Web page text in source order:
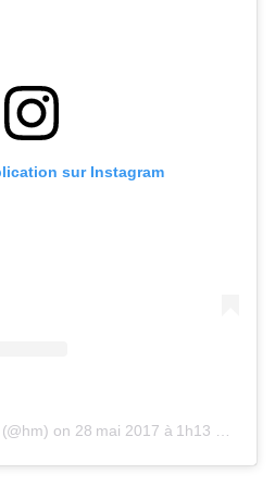
sur Instagram
on 28 mai 2017 à 1h13 PDT